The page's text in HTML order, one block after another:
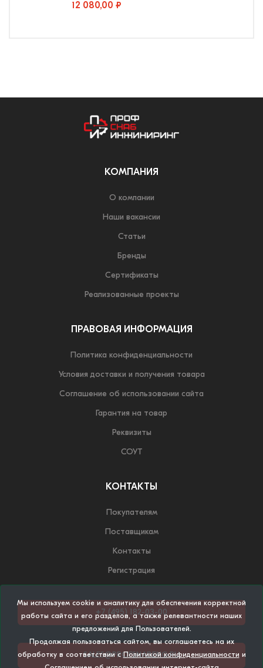
12 080,00 ₽
Мы используем cookie и аналитику для обеспечения корректной
работы сайта и его разделов, а также релевантности наших
предложений для Пользователей.
Продолжая пользоваться сайтом, вы соглашаетесь на их
обработку в соответствии сПолитикой конфиденциальности и
КОМПАНИЯ
О компании
Наши вакансии
Статьи
Бренды
Сертификаты
Реализованные проекты
ПРАВОВАЯ ИНФОРМАЦИЯ
Политика конфиденциальности
Условия доставки и получения товара
Соглашение об использовании сайта
Гарантия на товар
Реквизиты
СОУТ
КОНТАКТЫ
Покупателям
Поставщикам
Контакты
Регистрация
+7 (495) 182-03-00
SALES@PROFSNABENG.RU